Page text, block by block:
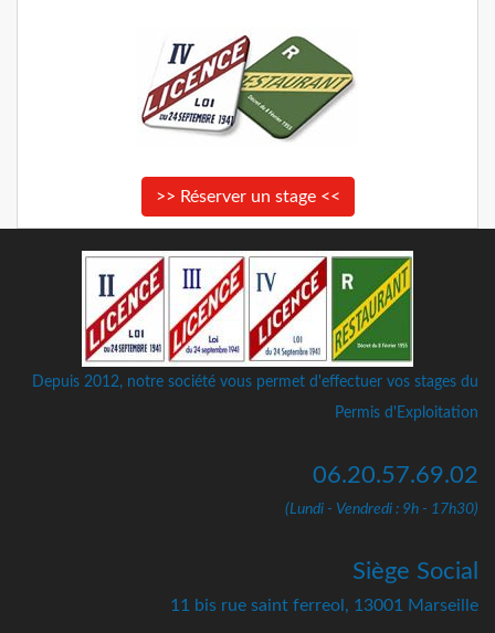
>> Réserver un stage <<
Depuis 2012, notre société vous permet d'effectuer vos stages du
Permis d'Exploitation
06.20.57.69.02
(Lundi - Vendredi : 9h - 17h30)
Siège Social
11 bis rue saint ferreol, 13001 Marseille